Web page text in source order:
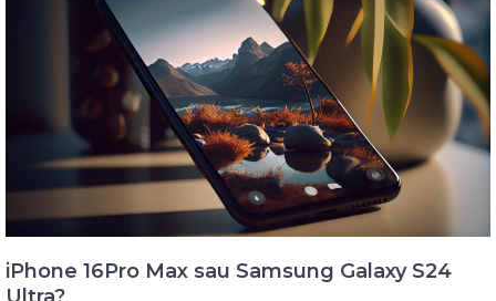
iPhone 16Pro Max sau Samsung Galaxy S24